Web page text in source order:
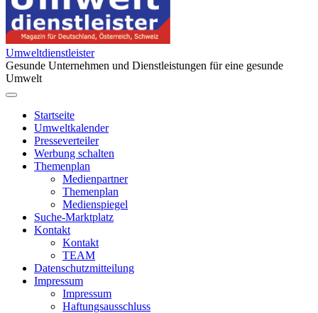
Umweltdienstleister
Gesunde Unternehmen und Dienstleistungen für eine gesunde
Umwelt
Startseite
Umweltkalender
Presseverteiler
Werbung schalten
Themenplan
Medienpartner
Themenplan
Medienspiegel
Suche-Marktplatz
Kontakt
Kontakt
TEAM
Datenschutzmitteilung
Impressum
Impressum
Haftungsausschluss